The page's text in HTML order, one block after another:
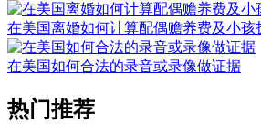
在美国离婚如何计算配偶赡养费及小孩
在美国如何合法的录音或录像做证据
热门推荐